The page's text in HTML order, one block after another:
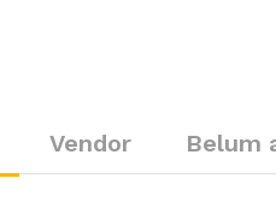
Vendor Belum